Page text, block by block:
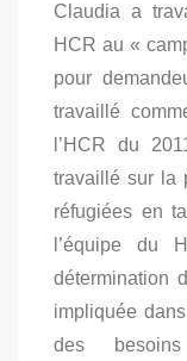
Claudia a
HCR au «
pour
travaillé
l’HCR du
travaillé sur la
réfugiées en
l’équipe du
détermination
impliquée
des